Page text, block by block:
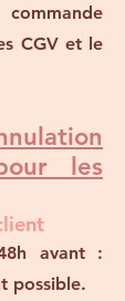
CGV et le
les
avant :
possible.